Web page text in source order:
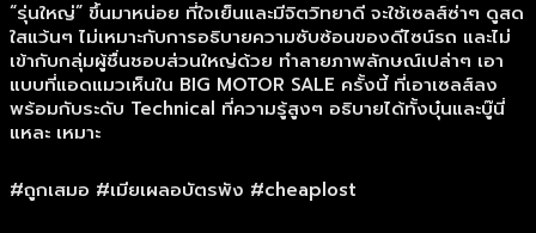
“รุ่นใหญ่” ขึ้นมาหน่อย ที่ใจเย็นและมีจิตวิทยาดี จะใช้เซลส์ซ่าๆ ดูสด
ใสแว้นๆ ไม่เหมาะกับการอธิบายความซับซ้อนของดีไซน์รถ และไม่
เข้ากับกลุ่มผู้ชื่นชอบส่วนใหญ่ด้วย ทำลายภาพลักษณ์เปล่าๆ เอา
แบบที่แอดแมวเห็นใน BIG MOTOR SALE ครั้งนี้ ที่เอาเซลส์ลง
พร้อมกับระดับ Technical ที่ความรู้สูงๆ อธิบายได้ทั้งบุ๋นและบู๊นี่
แหละ เหมาะ
#ถูกเสมอ #เมียเผลอบัตรพัง #cheaplost